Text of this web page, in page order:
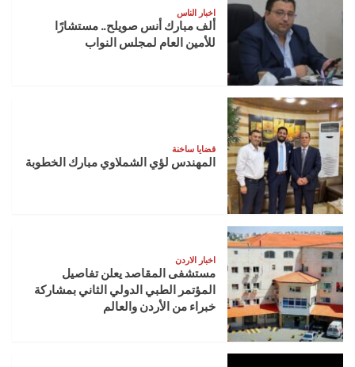
اخبار الناس
ألف مبارك أنس صويلح.. مستشارًا
للأمين العام لمجلس النواب
قضايا ساخنة
المهندس لؤي الشملاوي مبارك الخطوبة
اخبار الاردن
مستشفى المقاصد يعلن تفاصيل
المؤتمر الطبي الدولي الثاني بمشاركة
خبراء من الأردن والعالم